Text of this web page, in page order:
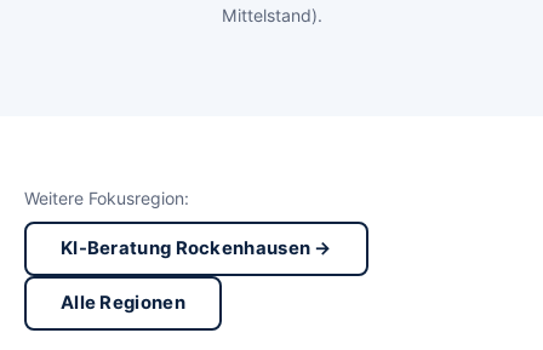
Mittelstand).
Weitere Fokusregion:
KI-Beratung Rockenhausen →
Alle Regionen